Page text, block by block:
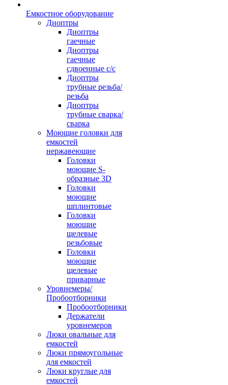
Емкостное оборудование
Диоптры
Диоптры
гаечные
Диоптры
гаечные
сдвоенные c/c
Диоптры
трубные резьба/
резьба
Диоптры
трубные сварка/
сварка
Моющие головки для
емкостей
нержавеющие
Головки
моющие S-
образные 3D
Головки
моющие
шплинтовые
Головки
моющие
щелевые
резьбовые
Головки
моющие
щелевые
приварные
Уровнемеры/
Пробоотборники
Пробоотборники
Держатели
уровнемеров
Люки овальные для
емкостей
Люки прямоугольные
для емкостей
Люки круглые для
емкостей